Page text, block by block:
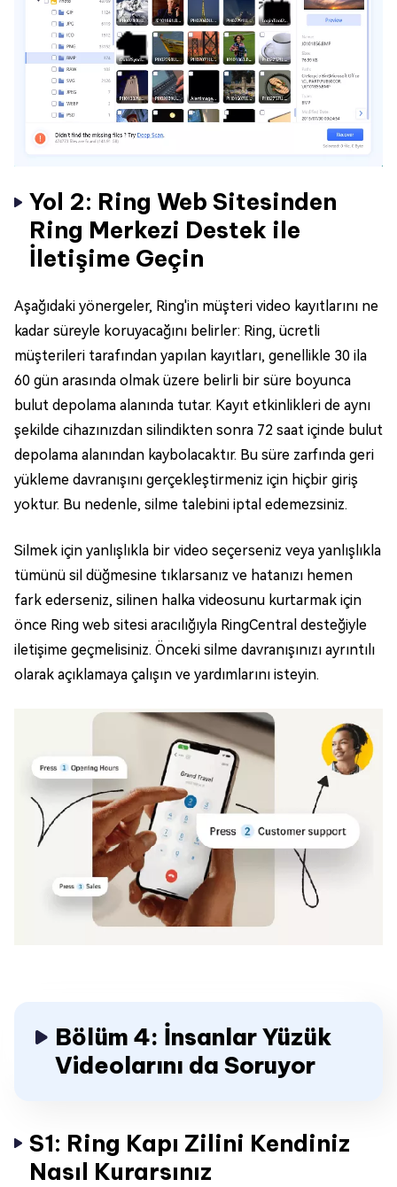
Yol 2: Ring Web Sitesinden
Ring Merkezi Destek ile
İletişime Geçin
Aşağıdaki yönergeler, Ring'in müşteri video kayıtlarını ne
kadar süreyle koruyacağını belirler: Ring, ücretli
müşterileri tarafından yapılan kayıtları, genellikle 30 ila
60 gün arasında olmak üzere belirli bir süre boyunca
bulut depolama alanında tutar. Kayıt etkinlikleri de aynı
şekilde cihazınızdan silindikten sonra 72 saat içinde bulut
depolama alanından kaybolacaktır. Bu süre zarfında geri
yükleme davranışını gerçekleştirmeniz için hiçbir giriş
yoktur. Bu nedenle, silme talebini iptal edemezsiniz.
Silmek için yanlışlıkla bir video seçerseniz veya yanlışlıkla
tümünü sil düğmesine tıklarsanız ve hatanızı hemen
fark ederseniz, silinen halka videosunu kurtarmak için
önce Ring web sitesi aracılığıyla RingCentral desteğiyle
iletişime geçmelisiniz. Önceki silme davranışınızı ayrıntılı
olarak açıklamaya çalışın ve yardımlarını isteyin.
Bölüm 4: İnsanlar Yüzük
Videolarını da Soruyor
S1: Ring Kapı Zilini Kendiniz
Nasıl Kurarsınız